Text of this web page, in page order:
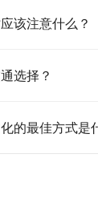
该注意什么？
选择？
的最佳方式是